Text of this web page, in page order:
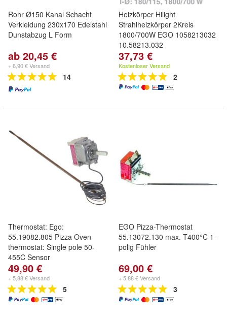
Rohr Ø150 Kanal Schacht
Verkleidung 230x170 Edelstahl
Dunstabzug L Form
ab 20,45 €
+ 6,90 € Versand
14
Heizkörper Hilight
Strahlheizkörper 2Kreis
1800/700W EGO 1058213032
10.58213.032
37,73 €
Kostenloser Versand
2
Thermostat: Ego:
55.19082.805 Pizza Oven
thermostat: Single pole 50-
455C Sensor
49,90 €
+ 5,88 € Versand
5
EGO Pizza-Thermostat
55.13072.130 max. T400°C 1-
polig Fühler
69,00 €
+ 5,88 € Versand
3